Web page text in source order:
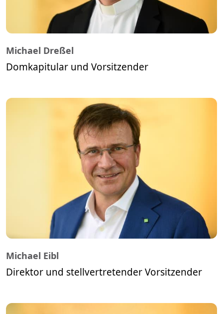
Michael Dreßel
Domkapitular und Vorsitzender
Michael Eibl
Direktor und stellvertretender Vorsitzender